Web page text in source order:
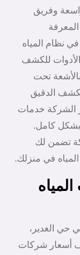
وفريق
نظام المياه
للكشف
تحت
الدقيق
الشركة خدمات
بشكل كامل.
تضمن لك
في منزلك.
حي الغدير،
أسعار شركات